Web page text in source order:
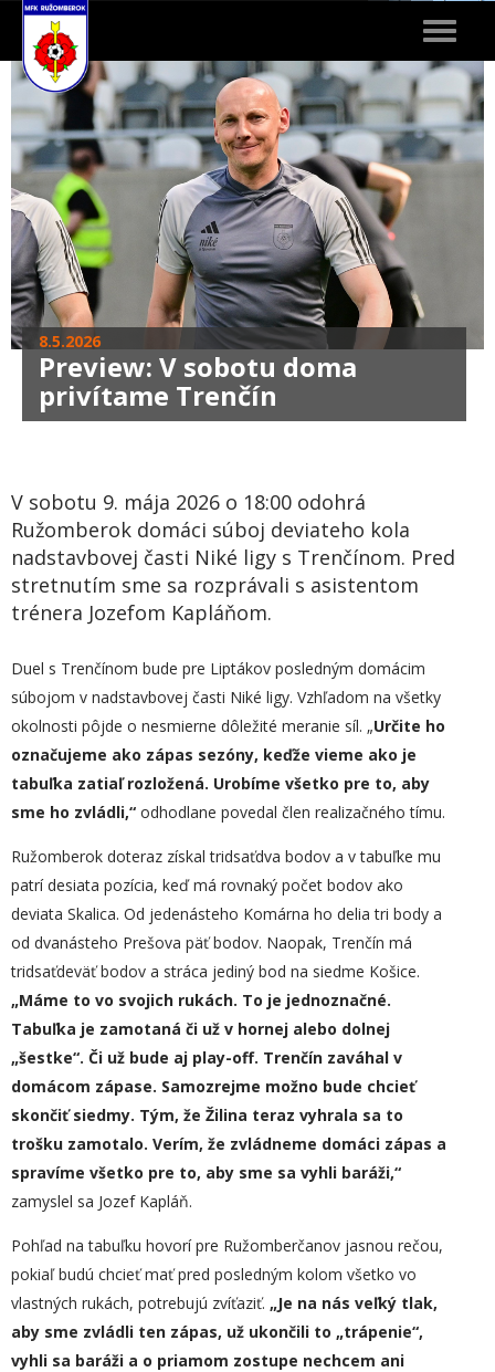
Toggle
8.5.2026
Preview: V sobotu doma
privítame Trenčín
V sobotu 9. mája 2026 o 18:00 odohrá
Ružomberok domáci súboj deviateho kola
nadstavbovej časti Niké ligy s Trenčínom. Pred
stretnutím sme sa rozprávali s asistentom
trénera Jozefom Kapláňom.
Duel s Trenčínom bude pre Liptákov posledným domácim
súbojom v nadstavbovej časti Niké ligy. Vzhľadom na všetky
okolnosti pôjde o nesmierne dôležité meranie síl. „Určite ho
označujeme ako zápas sezóny, keďže vieme ako je
tabuľka zatiaľ rozložená. Urobíme všetko pre to, aby
sme ho zvládli,“ odhodlane povedal člen realizačného tímu.
Ružomberok doteraz získal tridsaťdva bodov a v tabuľke mu
patrí desiata pozícia, keď má rovnaký počet bodov ako
deviata Skalica. Od jedenásteho Komárna ho delia tri body a
od dvanásteho Prešova päť bodov. Naopak, Trenčín má
tridsaťdeväť bodov a stráca jediný bod na siedme Košice.
„Máme to vo svojich rukách. To je jednoznačné.
Tabuľka je zamotaná či už v hornej alebo dolnej
„šestke“. Či už bude aj play-off. Trenčín zaváhal v
domácom zápase. Samozrejme možno bude chcieť
skončiť siedmy. Tým, že Žilina teraz vyhrala sa to
trošku zamotalo. Verím, že zvládneme domáci zápas a
spravíme všetko pre to, aby sme sa vyhli baráži,“
zamyslel sa Jozef Kapláň.
Pohľad na tabuľku hovorí pre Ružomberčanov jasnou rečou,
pokiaľ budú chcieť mať pred posledným kolom všetko vo
vlastných rukách, potrebujú zvíťaziť. „Je na nás veľký tlak,
aby sme zvládli ten zápas, už ukončili to „trápenie“,
vyhli sa baráži a o priamom zostupe nechcem ani